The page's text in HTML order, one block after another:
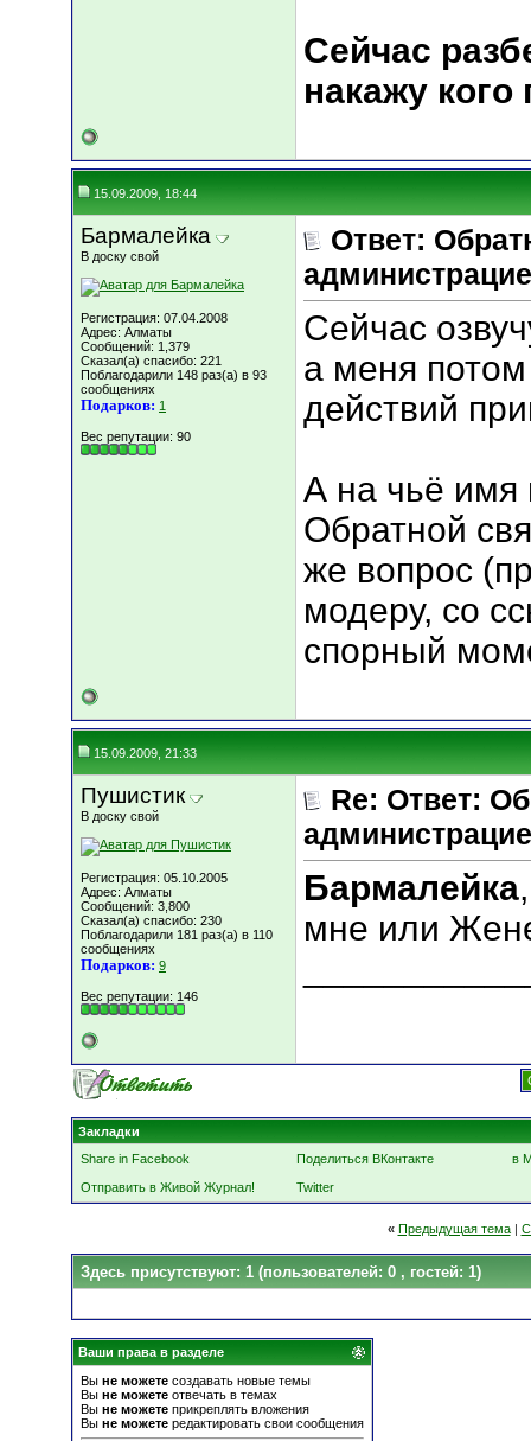
Сейчас
накажу кого
15.09.2009, 18:44
Бармалейка
В доску свой
Регистрация: 07.04.2008
Адрес: Алматы
Сообщений: 1,379
Сказал(а) спасибо: 221
Поблагодарили 148 раз(а) в 93
сообщениях
Подарков: 1
Вес репутации: 90
Ответ:
Сейчас
а меня
действий
А на чьё имя
Обратной
же вопрос
модеру, со
спорный
15.09.2009, 21:33
Пушистик
В доску свой
Регистрация: 05.10.2005
Адрес: Алматы
Сообщений: 3,800
Сказал(а) спасибо: 230
Поблагодарили 181 раз(а) в 110
сообщениях
Подарков: 9
Вес репутации: 146
Re: Ответ:
Бармалейка
мне или
Закладки
Share in Facebook
Поделиться ВКонтакте
в
Отправить в Живой Журнал!
Twitter
« Предыдущая тема|
Здесь присутствуют: 1 (пользователей: 0 , гостей: 1)
Ваши права в разделе
Вы не можете создавать новые темы
Вы не можете отвечать в темах
Вы не можете прикреплять вложения
Вы не можете редактировать свои сообщения